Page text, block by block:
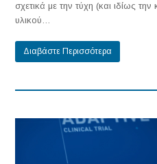
σχετικά με την τύχη (και ιδίως
υλικού…
Διαβάστε Περισσότερα